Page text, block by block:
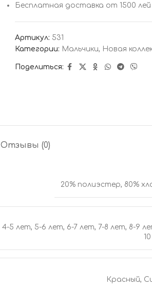
Бесплатная доставка от 1500
Артикул: 531
Категории: Мальчики, Новая
Поделиться:
Отзывы (0)
20% полиэстер, 80%
4-5 лет, 5-6 лет, 6-7 лет, 7-8 лет, 8-9
Красный,